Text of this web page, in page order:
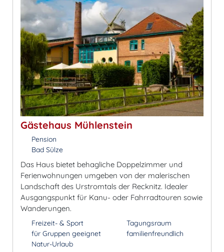
Gästehaus Mühlenstein
Pension
Bad Sülze
Das Haus bietet behagliche Doppelzimmer und
Ferienwohnungen umgeben von der malerischen
Landschaft des Urstromtals der Recknitz. Idealer
Ausgangspunkt für Kanu- oder Fahrradtouren sowie
Wanderungen.
Freizeit- & Sport
für Gruppen geeignet
Natur-Urlaub
Tagungsraum
familienfreundlich